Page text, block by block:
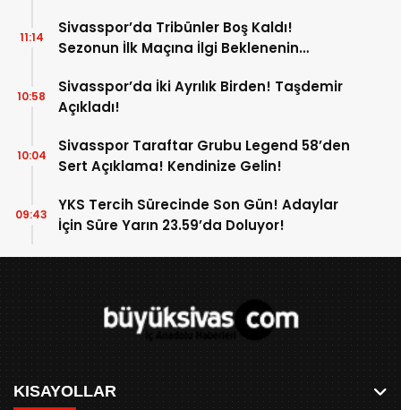
Sivasspor’da Tribünler Boş Kaldı!
Sezonun İlk Maçına İlgi Beklenenin
11:14
Sivasspor’da İki Ayrılık Birden! Taşdemir
Açıkladı!
10:58
Sivasspor Taraftar Grubu Legend 58’den
Sert Açıklama! Kendinize Gelin!
10:04
YKS Tercih Sürecinde Son Gün! Adaylar
İçin Süre Yarın 23.59’da Doluyor!
09:43
KISAYOLLAR